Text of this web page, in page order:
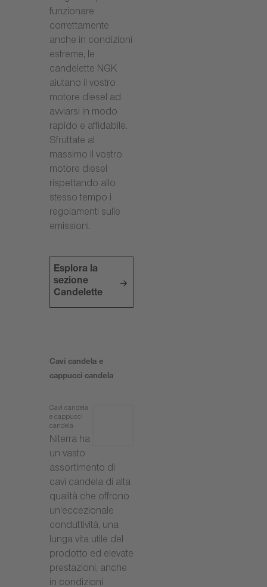
funzionare
correttamente
anche in condizioni
estreme, le
candelette NGK
aiutano il vostro
motore diesel ad
avviarsi in modo
rapido e affidabile.
Sfruttate al
massimo il vostro
motore diesel
rispettando allo
stesso tempo i
regolamenti sulle
emissioni.
Esplora la
sezione
Candelette
Cavi candela e
cappucci candela
Cavi candela
e cappucci
candela
Niterra ha
un vasto
assortimento di
cavi candela di alta
qualità che offrono
un'eccezionale
conduttività, una
lunga vita utile del
prodotto ed elevate
prestazioni, anche
in condizioni